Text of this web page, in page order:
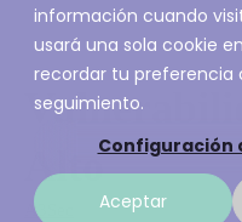
información cuando
usará una sola cookie
recordar tu preferencia
seguimiento.
Configuración
Aceptar
Alto
A3Sec